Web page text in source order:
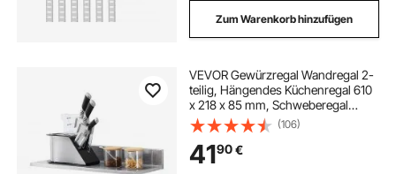
Zum Warenkorb hinzufügen
VEVOR Gewürzregal Wandregal 2-
teilig, Hängendes Küchenregal 610
x 218 x 85 mm, Schweberegal
Edelstahl 20 kg Belastbar,
Regalbrett Wandboard Gewürzregal
Geeignet für Küchen, Restaurants,
Hotels usw.
(106)
4190€